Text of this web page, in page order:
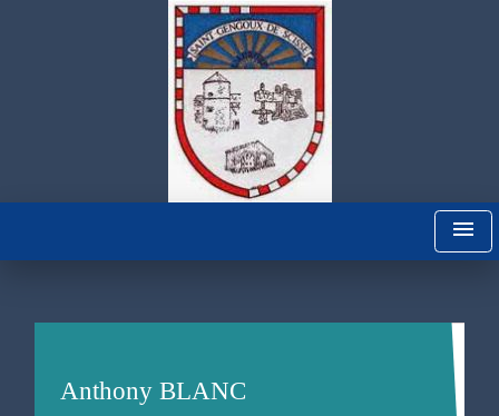
menu
Anthony BLANC